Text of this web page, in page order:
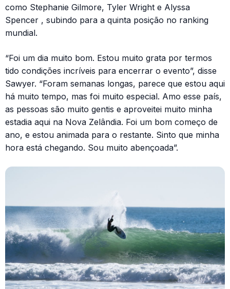
como Stephanie Gilmore, Tyler Wright e Alyssa
Spencer , subindo para a quinta posição no ranking
mundial.
“Foi um dia muito bom. Estou muito grata por termos
tido condições incríveis para encerrar o evento”, disse
Sawyer. “Foram semanas longas, parece que estou aqui
há muito tempo, mas foi muito especial. Amo esse país,
as pessoas são muito gentis e aproveitei muito minha
estadia aqui na Nova Zelândia. Foi um bom começo de
ano, e estou animada para o restante. Sinto que minha
hora está chegando. Sou muito abençoada”.